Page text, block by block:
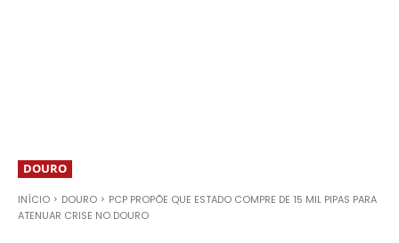
DOURO
INÍCIO DOURO
PCP PROPÕE QUE ESTADO COMPRE DE 15 MIL PIPAS PARA
ATENUAR CRISE NO DOURO